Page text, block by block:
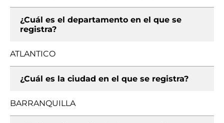
¿Cuál es el departamento en el que se
registra?
ATLANTICO
¿Cuál es la ciudad en el que se registra?
BARRANQUILLA